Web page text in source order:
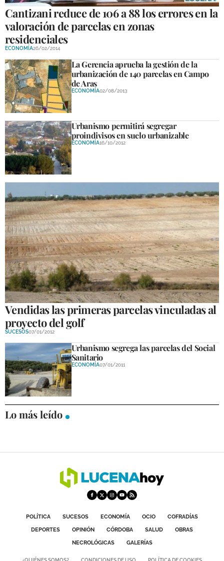
Cantizani reduce de 106 a 88 los errores en la
valoración de parcelas en zonas
residenciales
ECONOMÍA26/02/2014
La Gerencia aprueba la gestión de la
urbanización de 140 parcelas en Campo
de Aras
ECONOMÍA02/08/2013
Urbanismo permitirá segregar
proindivisos en suelo urbanizable
ECONOMÍA16/10/2012
Vendidas las primeras parcelas vinculadas al
proyecto del golf
SUCESOS07/01/2012
Urbanismo segrega las parcelas del Social
Sanitario
ECONOMÍA07/01/2011
Lo más leído
POLÍTICA SUCESOS ECONOMÍA OCIO
COFRADÍAS
DEPORTES
OPINIÓN CÓRDOBA SALUD
OBRAS
NECROLÓGICAS
GALERÍAS